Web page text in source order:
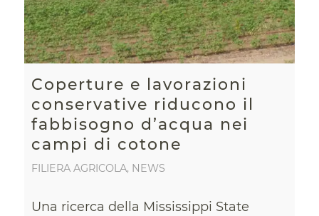
Coperture e lavorazioni
conservative riducono il
fabbisogno d’acqua nei
campi di cotone
FILIERA AGRICOLA, NEWS
Una ricerca della Mississippi State